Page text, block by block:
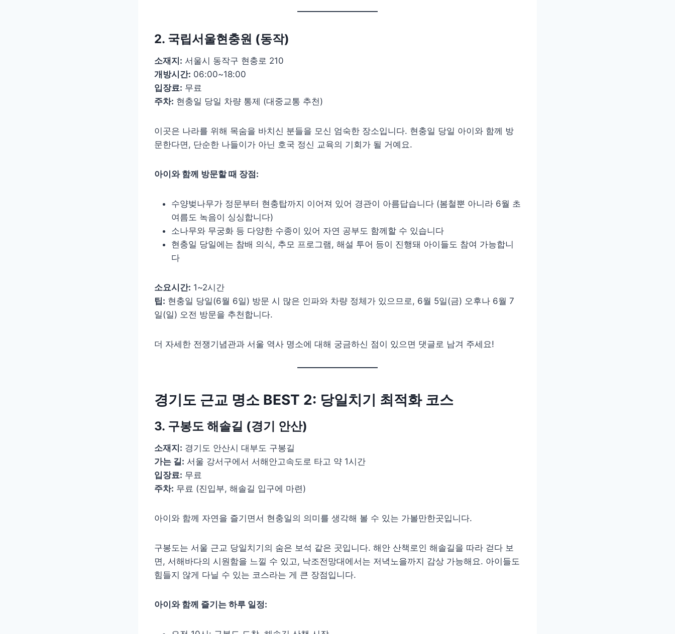
2. 국립서울현충원 (동작)
소재지: 서울시 동작구 현충로 210
개방시간: 06:00~18:00
입장료: 무료
주차: 현충일 당일 차량 통제 (대중교통 추천)
이곳은 나라를 위해 목숨을 바치신 분들을 모신 엄숙한 장소입니다. 현충일 당일 아이와 함께 방
문한다면, 단순한 나들이가 아닌 호국 정신 교육의 기회가 될 거예요.
아이와 함께 방문할 때 장점:
수양벚나무가 정문부터 현충탑까지 이어져 있어 경관이 아름답습니다 (봄철뿐 아니라 6월 초
여름도 녹음이 싱싱합니다)
소나무와 무궁화 등 다양한 수종이 있어 자연 공부도 함께할 수 있습니다
현충일 당일에는 참배 의식, 추모 프로그램, 해설 투어 등이 진행돼 아이들도 참여 가능합니
다
소요시간: 1~2시간
팁: 현충일 당일(6월 6일) 방문 시 많은 인파와 차량 정체가 있으므로, 6월 5일(금) 오후나 6월 7
일(일) 오전 방문을 추천합니다.
더 자세한 전쟁기념관과 서울 역사 명소에 대해 궁금하신 점이 있으면 댓글로 남겨 주세요!
경기도 근교 명소 BEST 2: 당일치기 최적화 코스
3. 구봉도 해솔길 (경기 안산)
소재지: 경기도 안산시 대부도 구봉길
가는 길: 서울 강서구에서 서해안고속도로 타고 약 1시간
입장료: 무료
주차: 무료 (진입부, 해솔길 입구에 마련)
아이와 함께 자연을 즐기면서 현충일의 의미를 생각해 볼 수 있는 가볼만한곳입니다.
구봉도는 서울 근교 당일치기의 숨은 보석 같은 곳입니다. 해안 산책로인 해솔길을 따라 걷다 보
면, 서해바다의 시원함을 느낄 수 있고, 낙조전망대에서는 저녁노을까지 감상 가능해요. 아이들도
힘들지 않게 다닐 수 있는 코스라는 게 큰 장점입니다.
아이와 함께 즐기는 하루 일정: